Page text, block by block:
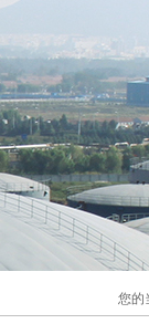
过滤器
您的